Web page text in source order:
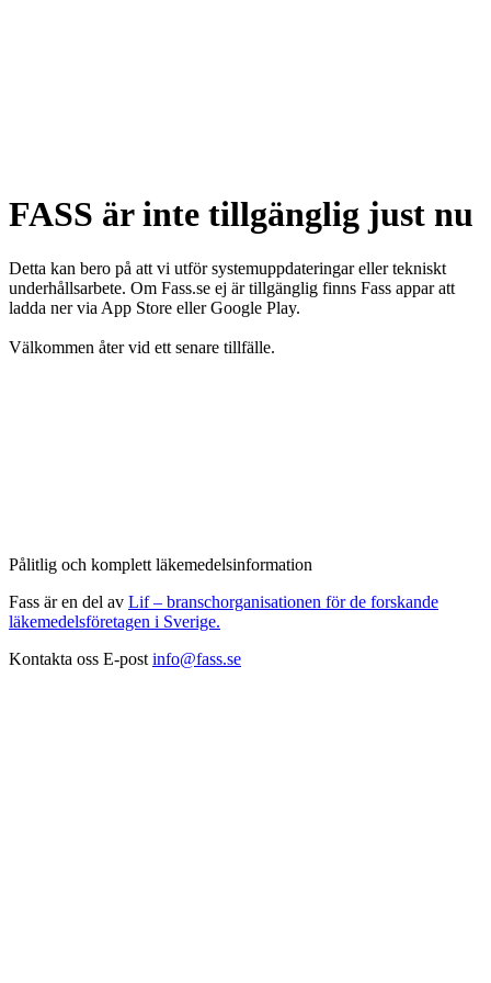
FASS är inte tillgänglig just nu
Detta kan bero på att vi utför systemuppdateringar eller tekniskt
underhållsarbete. Om Fass.se ej är tillgänglig finns Fass appar att
ladda ner via App Store eller Google Play.
Välkommen åter vid ett senare tillfälle.
Pålitlig och komplett läkemedelsinformation
Fass är en del av Lif – branschorganisationen för de forskande
läkemedelsföretagen i Sverige.
Kontakta oss E-post info@fass.se